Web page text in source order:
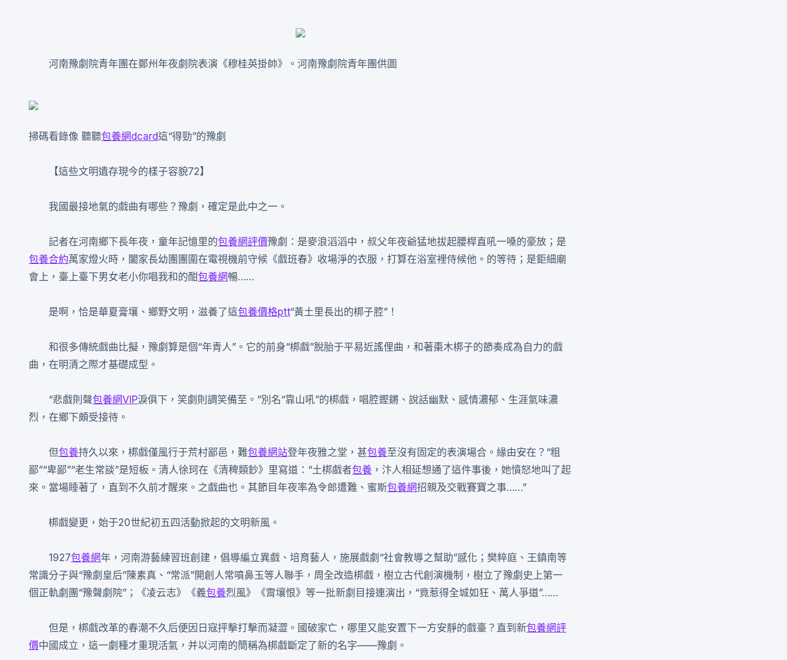
河南豫劇院青年團在鄭州年夜劇院表演《穆桂英掛帥》。河南豫劇院青年團供圖
掃碼看錄像 聽聽包養網dcard這“得勁”的豫劇
【這些文明遺存現今的樣子容貌72】
我國最接地氣的戲曲有哪些？豫劇，確定是此中之一。
記者在河南鄉下長年夜，童年記憶里的包養網評價豫劇：是麥浪滔滔中，叔父年夜爺猛地拔起腰桿直吼一嗓的豪放；是
包養合約萬家燈火時，闔家長幼團團圍在電視機前守候《戲班春》收場淨的衣服，打算在浴室裡侍候他。的等待；是鉅細廟
會上，臺上臺下男女老小你唱我和的酣包養網暢……
是啊，恰是華夏膏壤、鄉野文明，滋養了這包養價格ptt“黃土里長出的梆子腔”！
和很多傳統戲曲比擬，豫劇算是個“年青人”。它的前身“梆戲”脫胎于平易近謠俚曲，和著棗木梆子的節奏成為自力的戲
曲，在明清之際才基礎成型。
“悲戲則聲包養網VIP淚俱下，笑劇則調笑備至。”別名“靠山吼”的梆戲，唱腔鏗鏘、說話幽默、感情濃郁、生涯氣味濃
烈，在鄉下頗受接待。
但包養持久以來，梆戲僅風行于荒村鄙邑，難包養網站登年夜雅之堂，甚包養至沒有固定的表演場合。緣由安在？“粗
鄙”“卑鄙”“老生常談”是短板。清人徐珂在《清稗類鈔》里寫道：“土梆戲者包養 ，汴人相延想通了這件事後，她憤怒地叫了起
來。當場睡著了，直到不久前才醒來。之戲曲也。其節目年夜率為令郎遭難、蜜斯包養網招親及交戰賽寶之事……”
梆戲變更，始于20世紀初五四活動掀起的文明新風。
1927包養網年，河南游藝練習班創建，倡導編立異戲、培育藝人，施展戲劇“社會教導之幫助”感化；樊粹庭、王鎮南等
常識分子與“豫劇皇后”陳素真、“常派”開創人常噴鼻玉等人聯手，周全改造梆戲，樹立古代創演機制，樹立了豫劇史上第一
個正軌劇團“豫聲劇院”；《凌云志》《義包養烈風》《霄壤恨》等一批新劇目接連演出，“竟惹得全城如狂、萬人爭道”……
但是，梆戲改革的春潮不久后便因日寇抨擊打擊而凝澀。國破家亡，哪里又能安置下一方安靜的戲臺？直到新包養網評
價中國成立，這一劇種才重現活氣，并以河南的簡稱為梆戲斷定了新的名字——豫劇。